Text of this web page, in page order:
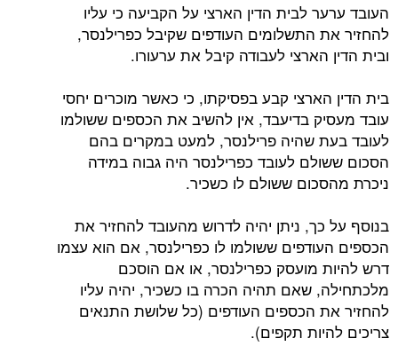
העובד ערער לבית הדין הארצי על הקביעה כי עליו
להחזיר את התשלומים העודפים שקיבל כפרילנסר,
ובית הדין הארצי לעבודה קיבל את ערעורו.
בית הדין הארצי קבע בפסיקתו, כי כאשר מוכרים יחסי
עובד מעסיק בדיעבד, אין להשיב את הכספים ששולמו
לעובד בעת שהיה פרילנסר, למעט במקרים בהם
הסכום ששולם לעובד כפרילנסר היה גבוה במידה
ניכרת מהסכום ששולם לו כשכיר.
בנוסף על כך, ניתן יהיה לדרוש מהעובד להחזיר את
הכספים העודפים ששולמו לו כפרילנסר, אם הוא עצמו
דרש להיות מועסק כפרילנסר, או אם הוסכם
מלכתחילה, שאם תהיה הכרה בו כשכיר, יהיה עליו
להחזיר את הכספים העודפים (כל שלושת התנאים
צריכים להיות תקפים).